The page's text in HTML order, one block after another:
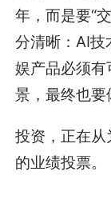
年，而是要“
分清晰：AI技
娱产品必须
景，最终也要
投资，正在
的业绩投票。